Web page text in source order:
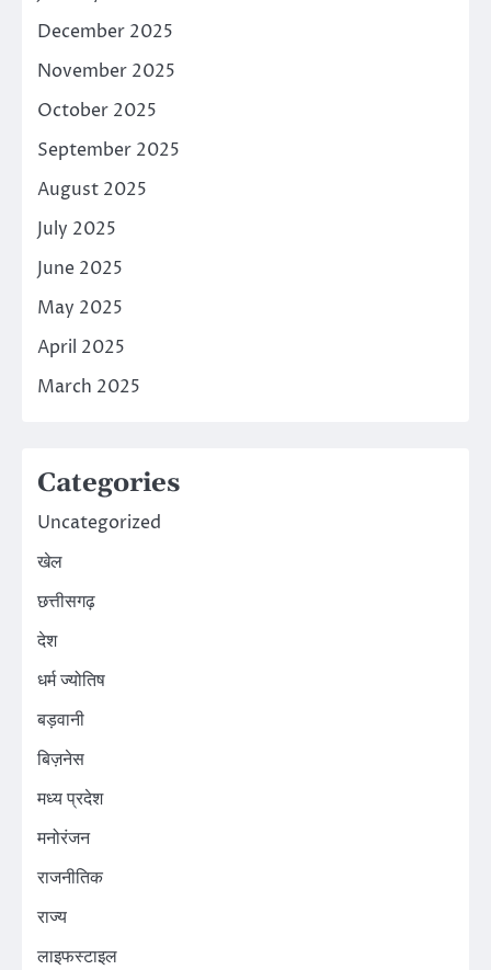
December 2025
November 2025
October 2025
September 2025
August 2025
July 2025
June 2025
May 2025
April 2025
March 2025
Categories
Uncategorized
खेल
छत्तीसगढ़
देश
धर्म ज्योतिष
बड़वानी
बिज़नेस
मध्य प्रदेश
मनोरंजन
राजनीतिक
राज्य
लाइफस्टाइल